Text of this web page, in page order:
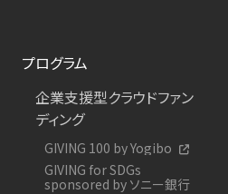
プログラム
企業支援型クラウドファン
ディング
GIVING 100 by Yogibo
GIVING for SDGs
sponsored by ソニー銀行